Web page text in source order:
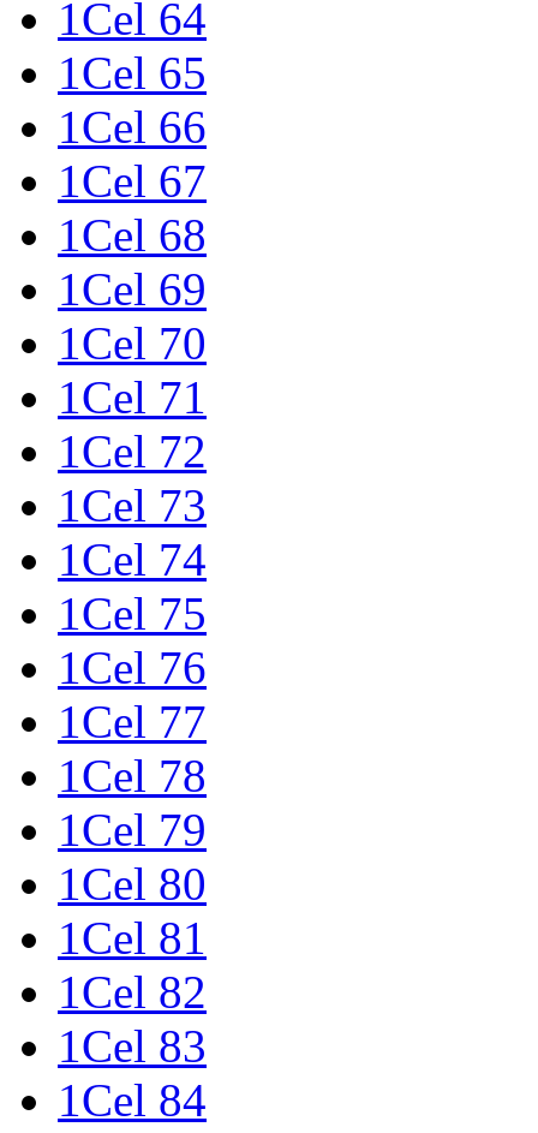
1Cel 64
1Cel 65
1Cel 66
1Cel 67
1Cel 68
1Cel 69
1Cel 70
1Cel 71
1Cel 72
1Cel 73
1Cel 74
1Cel 75
1Cel 76
1Cel 77
1Cel 78
1Cel 79
1Cel 80
1Cel 81
1Cel 82
1Cel 83
1Cel 84